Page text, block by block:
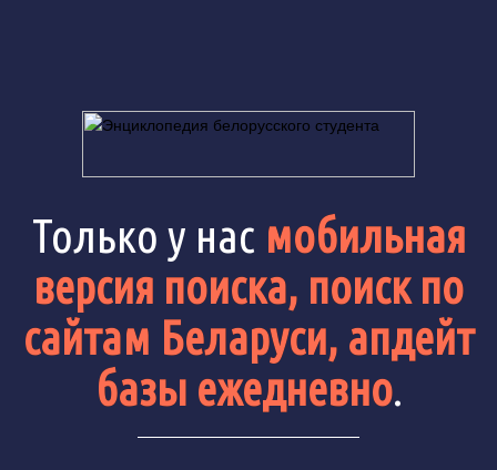
Только у нас мобильная
версия поиска, поиск по
сайтам Беларуси, апдейт
базы ежедневно.